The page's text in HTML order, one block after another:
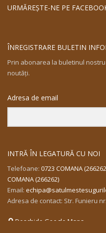
URMĂREŞTE-NE PE
ÎNREGISTRARE BULETIN
Prin abonarea la buletinul
noutăţi.
Adresa de email
INTRĂ ÎN LEGATURĂ CU NOI
Telefoane: 0723 COMANA
COMANA (266262)
Email:
Adresa de contact: Str. Funieru
Deschide Google Maps